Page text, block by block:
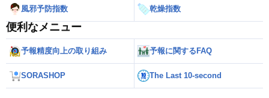
風邪予防指数 乾燥指数
便利なメニュー
予報精度向上の取り組み 予報に関するFAQ
SORASHOP The Last 10-second